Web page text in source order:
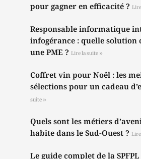
pour gagner en efficacité ?
Responsable informatique
infogérance : quelle
une PME ? Lire la suite »
Coffret vin pour Noël : les
sélections pour un cadeau
suite »
Quels sont les métiers
habite dans le Sud-Ouest ?
Le guide complet de la SPFPL